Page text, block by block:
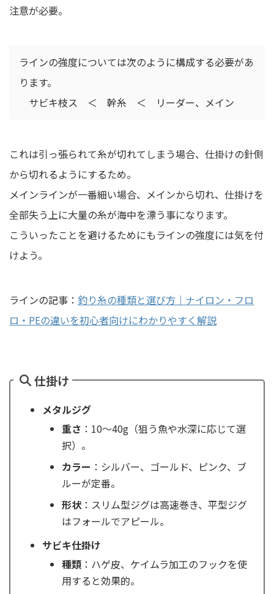
注意が必要。
ラインの強度については次のように構成する必要があ
ります。
サビキ枝ス ＜ 幹糸 ＜ リーダー、メイン
これは引っ張られて糸が切れてしまう場合、仕掛けの針側
から切れるようにするため。
メインラインが一番細い場合、メインから切れ、仕掛けを
全部失う上に大量の糸が海中を漂う事になります。
こういったことを避けるためにもラインの強度には気を付
けよう。
ラインの記事： 釣り糸の種類と選び方｜ナイロン・フロ
ロ・PEの違いを初心者向けにわかりやすく解説
仕掛け
メタルジグ
重さ ：10〜40g（狙う魚や水深に応じて選
択）。
カラー ：シルバー、ゴールド、ピンク、ブ
ルーが定番。
形状：スリム型ジグは高速巻き、平型ジグ
はフォールでアピール。
サビキ仕掛け
種類 ：ハゲ皮、ケイムラ加工のフックを使
用すると効果的。